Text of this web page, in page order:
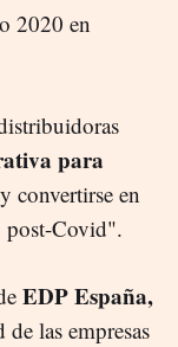
2020 en
para
y convertirse en
post-Covid".
EDP España,
de las empresas